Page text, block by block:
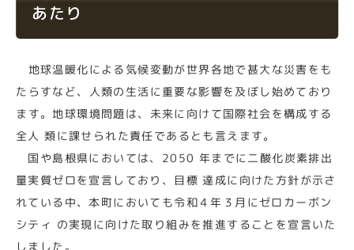
あたり
地球温暖化による気候変動が世界各地で甚大な災害をも
たらすなど、人類の生活に重要な影響を及ぼし始めており
ます。地球環境問題は、未来に向けて国際社会を構成する
全人 類に課せられた責任であるとも言えます。
国や島根県においては、2050 年までに二酸化炭素排出
量実質ゼロを宣言しており、目標 達成に向けた方針が示さ
れている中、本町においても令和４年３月にゼロカーボン
シティ の実現に向けた取り組みを推進することを宣言いた
しました。